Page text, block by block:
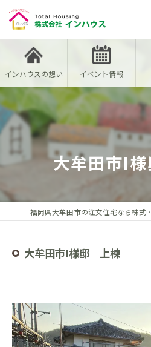
インハウスの想い イベント情報
大牟田市I
福岡県大牟田市の注文住
大牟田市I様邸 上棟